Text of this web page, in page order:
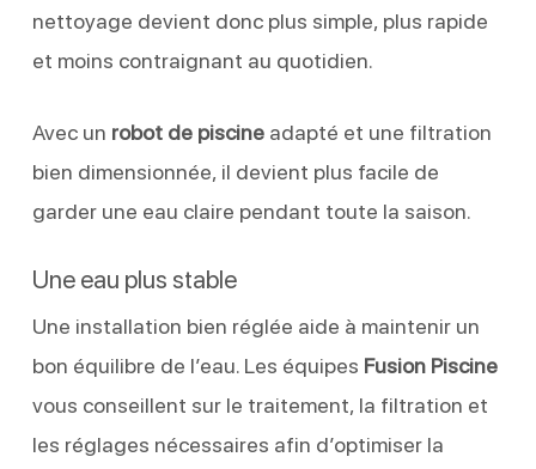
nettoyage devient donc plus simple, plus rapide
et moins contraignant au quotidien.
Avec un robot de piscineadapté et une filtration
bien dimensionnée, il devient plus facile de
garder une eau claire pendant toute la saison.
Une eau plus stable
Une installation bien réglée aide à maintenir un
bon équilibre de l’eau. Les équipes Fusion Piscine
vous conseillent sur le traitement, la filtration et
les réglages nécessaires afin d’optimiser la